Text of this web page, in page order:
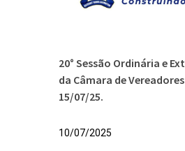
20° Sessão Ordinária e
da Câmara de
15/07/25.
10/07/2025